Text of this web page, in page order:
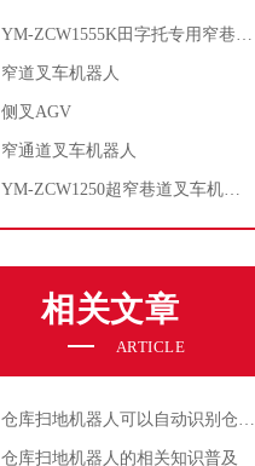
YM-ZCW1555K田字托专用窄巷道叉车机器人
窄道叉车机器人
侧叉AGV
窄通道叉车机器人
YM-ZCW1250超窄巷道叉车机器人
相关文章
ARTICLE
仓库扫地机器人可以自动识别仓库的布局
仓库扫地机器人的相关知识普及